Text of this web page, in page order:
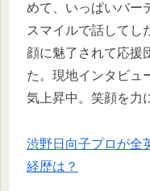
めて、いっぱいバー
スマイルで話してし
顔に魅了されて応援
た。現地インタビュ
気上昇中。笑顔を力
渋野日向子プロが全
経歴は？